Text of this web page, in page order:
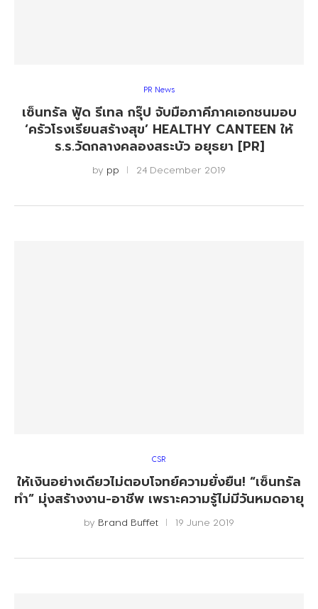
PR News
เซ็นทรัล ฟู้ด รีเทล กรุ๊ป จับมือภาคีภาคเอกชนมอบ
‘ครัวโรงเรียนสร้างสุข’ HEALTHY CANTEEN ให้
ร.ร.วัดกลางคลองสระบัว อยุธยา [PR]
by pp 24 December 2019
CSR
ให้เงินอย่างเดียวไม่ตอบโจทย์ความยั่งยืน! “เซ็นทรัล
ทำ” มุ่งสร้างงาน-อาชีพ เพราะความรู้ไม่มีวันหมดอายุ
by Brand Buffet 19 June 2019